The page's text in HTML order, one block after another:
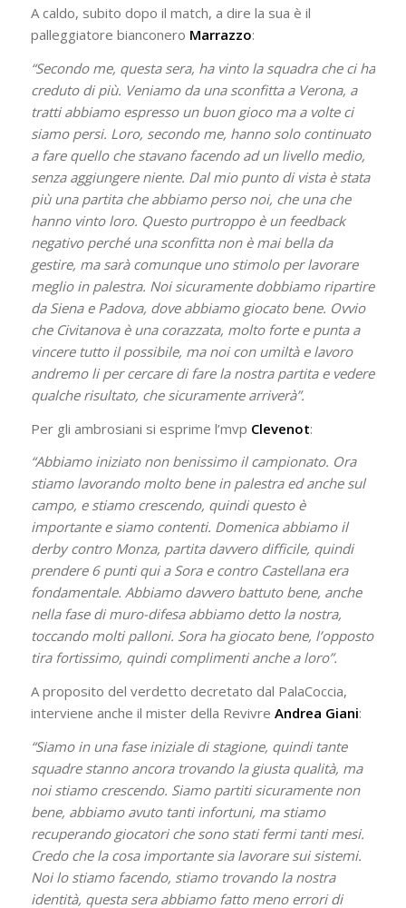
A caldo, subito dopo il match, a dire la sua è il
palleggiatore bianconero Marrazzo:
“Secondo me, questa sera, ha vinto la squadra che ci ha
creduto di più. Veniamo da una sconfitta a Verona, a
tratti abbiamo espresso un buon gioco ma a volte ci
siamo persi. Loro, secondo me, hanno solo continuato
a fare quello che stavano facendo ad un livello medio,
senza aggiungere niente. Dal mio punto di vista è stata
più una partita che abbiamo perso noi, che una che
hanno vinto loro. Questo purtroppo è un feedback
negativo perché una sconfitta non è mai bella da
gestire, ma sarà comunque uno stimolo per lavorare
meglio in palestra. Noi sicuramente dobbiamo ripartire
da Siena e Padova, dove abbiamo giocato bene. Ovvio
che Civitanova è una corazzata, molto forte e punta a
vincere tutto il possibile, ma noi con umiltà e lavoro
andremo li per cercare di fare la nostra partita e vedere
qualche risultato, che sicuramente arriverà”.
Per gli ambrosiani si esprime l’mvp Clevenot:
“Abbiamo iniziato non benissimo il campionato. Ora
stiamo lavorando molto bene in palestra ed anche sul
campo, e stiamo crescendo, quindi questo è
importante e siamo contenti. Domenica abbiamo il
derby contro Monza, partita davvero difficile, quindi
prendere 6 punti qui a Sora e contro Castellana era
fondamentale. Abbiamo davvero battuto bene, anche
nella fase di muro-difesa abbiamo detto la nostra,
toccando molti palloni. Sora ha giocato bene, l’opposto
tira fortissimo, quindi complimenti anche a loro”.
A proposito del verdetto decretato dal PalaCoccia,
interviene anche il mister della Revivre Andrea Giani:
“Siamo in una fase iniziale di stagione, quindi tante
squadre stanno ancora trovando la giusta qualità, ma
noi stiamo crescendo. Siamo partiti sicuramente non
bene, abbiamo avuto tanti infortuni, ma stiamo
recuperando giocatori che sono stati fermi tanti mesi.
Credo che la cosa importante sia lavorare sui sistemi.
Noi lo stiamo facendo, stiamo trovando la nostra
identità, questa sera abbiamo fatto meno errori di